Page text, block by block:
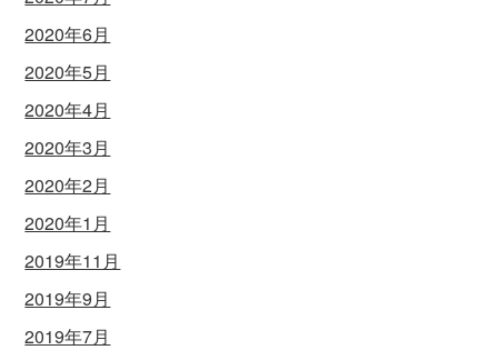
2020年6月
2020年5月
2020年4月
2020年3月
2020年2月
2020年1月
2019年11月
2019年9月
2019年7月